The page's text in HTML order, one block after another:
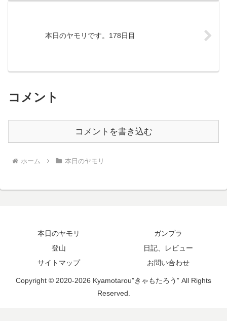
本日のヤモリです。178日目
コメント
コメントを書き込む
ホーム 本日のヤモリ
本日のヤモリ
ガンプラ
登山
日記、レビュー
サイトマップ
お問い合わせ
Copyright © 2020-2026 Kyamotarou”きゃもたろう” All Rights
Reserved.